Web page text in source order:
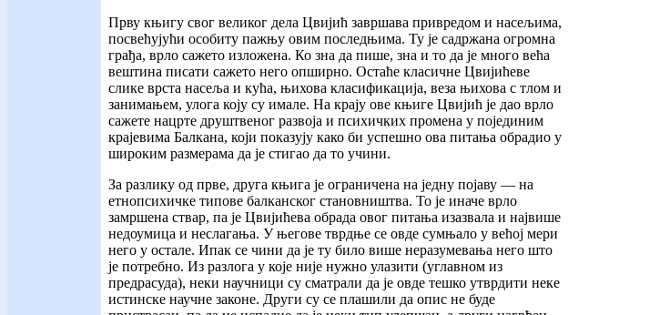
Прву књигу свог великог дела Цвијић завршава привредом и насељима,
посвећујући особиту пажњу овим последњима. Ту је садржана огромна
грађа, врло сажето изложена. Ко зна да пише, зна и то да је много већа
вештина писати сажето него опширно. Остаће класичне Цвијићеве
слике врста насеља и кућа, њихова класификација, веза њихова с тлом и
занимањем, улога коју су имале. На крају ове књиге Цвијић је дао врло
сажете нацрте друштвеног развоја и психичких промена у појединим
крајевима Балкана, који показују како би успешно ова питања обрадио у
широким размерама да је стигао да то учини.
За разлику од прве, друга књига је ограничена на једну појаву — на
етнопсихичке типове балканског становништва. То је иначе врло
замршена ствар, па је Цвијићева обрада овог питања изазвала и највише
недоумица и неслагања. У његове тврдње се овде сумњало у већој мери
него у остале. Ипак се чини да је ту било више неразумевања него што
је потребно. Из разлога у које није нужно улазити (углавном из
предрасуда), неки научници су сматрали да је овде тешко утврдити неке
истинске научне законе. Други су се плашили да опис не буде